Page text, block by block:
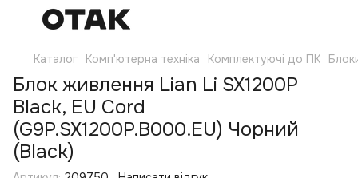
Каталог Комп'ютерна техніка Комплектуючі до ПК
Блок живлення Lian Li SX1200P
Black, EU Cord
(G9P.SX1200P.B000.EU) Чорний
(Black)